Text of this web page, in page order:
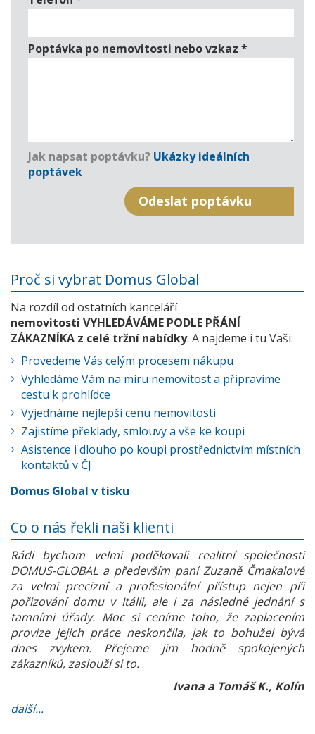
Poptávka po nemovitosti nebo vzkaz *
Jak napsat poptávku? Ukázky ideálních
poptávek
Proč si vybrat Domus Global
Na rozdíl od ostatních kanceláří
nemovitosti VYHLEDÁVÁME PODLE PŘÁNÍ
ZÁKAZNÍKA z celé tržní nabídky. A najdeme i tu Vaši:
Provedeme Vás celým procesem nákupu
Vyhledáme Vám na míru nemovitost a připravíme
cestu k prohlídce
Vyjednáme nejlepší cenu nemovitosti
Zajistíme překlady, smlouvy a vše ke koupi
Asistence i dlouho po koupi prostřednictvím místních
kontaktů v ČJ
Domus Global v tisku
Co o nás řekli naši klienti
Rádi bychom velmi poděkovali realitní společnosti
DOMUS-GLOBAL a především paní Zuzaně Čmakalové
za velmi precizní a profesionální přístup nejen při
pořizování domu v Itálii, ale i za následné jednání s
tamními úřady. Moc si ceníme toho, že zaplacením
provize jejich práce neskončila, jak to bohužel bývá
dnes zvykem. Přejeme jim hodně spokojených
zákazníků, zaslouží si to.
Ivana a Tomáš K., Kolín
další...